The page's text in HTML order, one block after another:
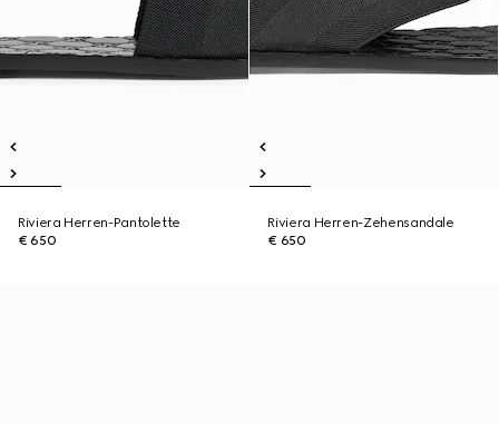
Riviera Herren-Pantolette
€ 650
Riviera Herren-Zehensandale
€ 650